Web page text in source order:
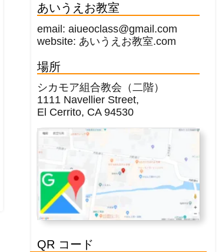
あいうえお教室
email: aiueoclass@gmail.com
website: あいうえお教室.com
場所
シカモア組合教会（二階）
1111 Navellier Street,
El Cerrito, CA 94530
QR コード